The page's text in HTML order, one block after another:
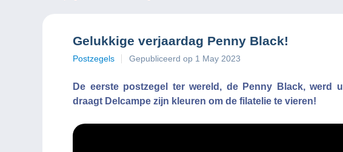
Gelukkige verjaardag Penny Black!
Postzegels Gepubliceerd op 1 May 2023
De eerste postzegel ter wereld, de Penny Black, werd
draagt Delcampe zijn kleuren om de filatelie te vieren!